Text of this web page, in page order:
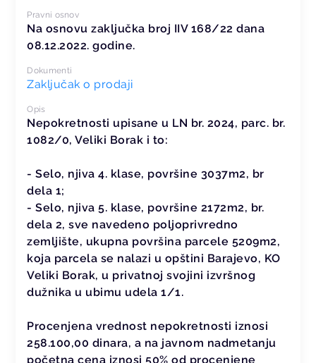
Pravni osnov
Na osnovu zaključka broj IIV 168/22 dana
08.12.2022. godine.
Dokumenti
Zaključak o prodaji
Opis
Nepokretnosti upisane u LN br. 2024, parc. br.
1082/0, Veliki Borak i to:
- Selo, njiva 4. klase, površine 3037m2, br
dela 1;
- Selo, njiva 5. klase, površine 2172m2, br.
dela 2, sve navedeno poljoprivredno
zemljište, ukupna površina parcele 5209m2,
koja parcela se nalazi u opštini Barajevo, KO
Veliki Borak, u privatnoj svojini izvršnog
dužnika u ubimu udela 1/1.
Procenjena vrednost nepokretnosti iznosi
258.100,00 dinara, a na javnom nadmetanju
početna cena iznosi 50% od procenjene